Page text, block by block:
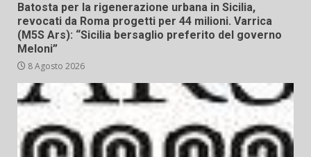
Batosta per la rigenerazione urbana in Sicilia,
revocati da Roma progetti per 44 milioni. Varrica
(M5S Ars): “Sicilia bersaglio preferito del governo
Meloni”
8 Agosto 2026